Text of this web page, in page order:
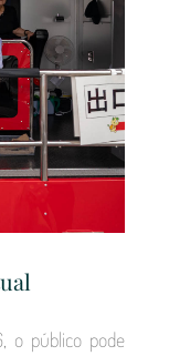
o público pode